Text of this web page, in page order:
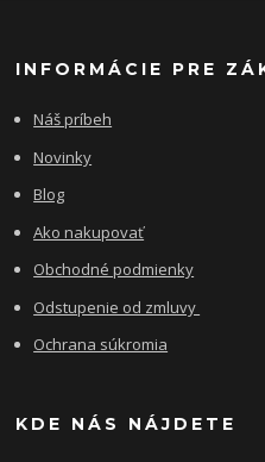
INFORMÁCIE PRE
Náš príbeh
Novinky
Blog
Ako nakupovať
Obchodné podmienky
Odstupenie od zmluvy
Ochrana súkromia
KDE NÁS NÁJDETE